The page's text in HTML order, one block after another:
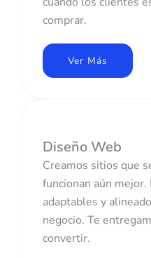
comprar.
Ver Más
Diseño Web
Creamos sitios que
funcionan aún
adaptables y
negocio. Te
convertir.